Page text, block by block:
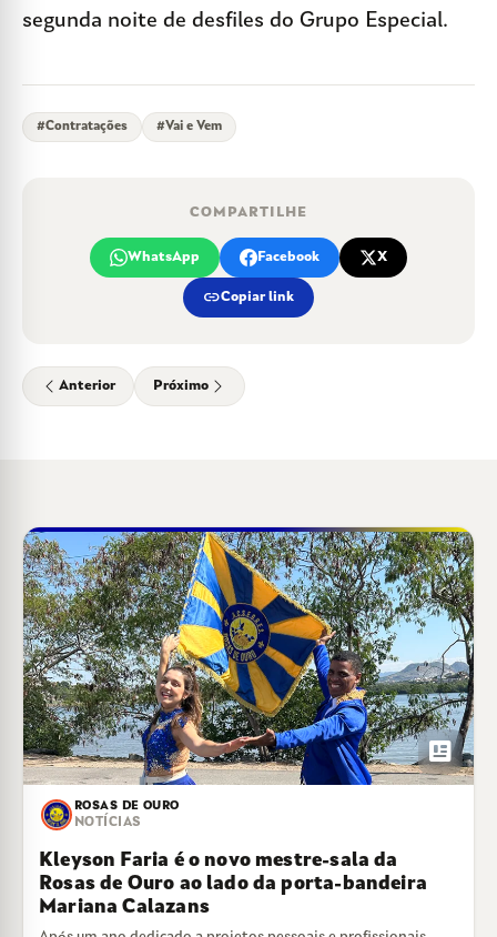
segunda noite de desfiles do Grupo Especial.
#Contratações #Vai e Vem
COMPARTILHE
WhatsApp Facebook X
linkCopiar link
Anterior Próximo
newsmode
ROSAS DE OURO
NOTÍCIAS
Kleyson Faria é o novo mestre-sala da
Rosas de Ouro ao lado da porta-bandeira
Mariana Calazans